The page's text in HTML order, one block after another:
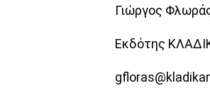
Γιώργος
Εκδότης